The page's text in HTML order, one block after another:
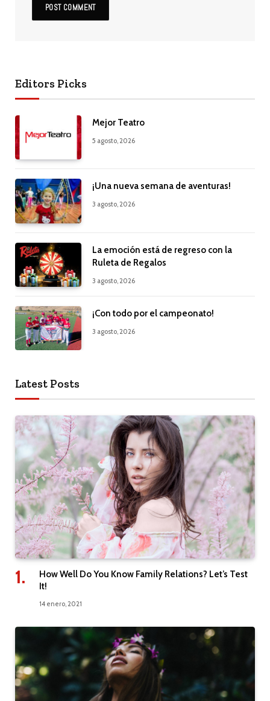
Editors Picks
Mejor Teatro
5 agosto, 2026
¡Una nueva semana de aventuras!
3 agosto, 2026
La emoción está de regreso con la
Ruleta de Regalos
3 agosto, 2026
¡Con todo por el campeonato!
3 agosto, 2026
Latest Posts
How Well Do You Know Family Relations? Let’s Test
It!
14 enero, 2021